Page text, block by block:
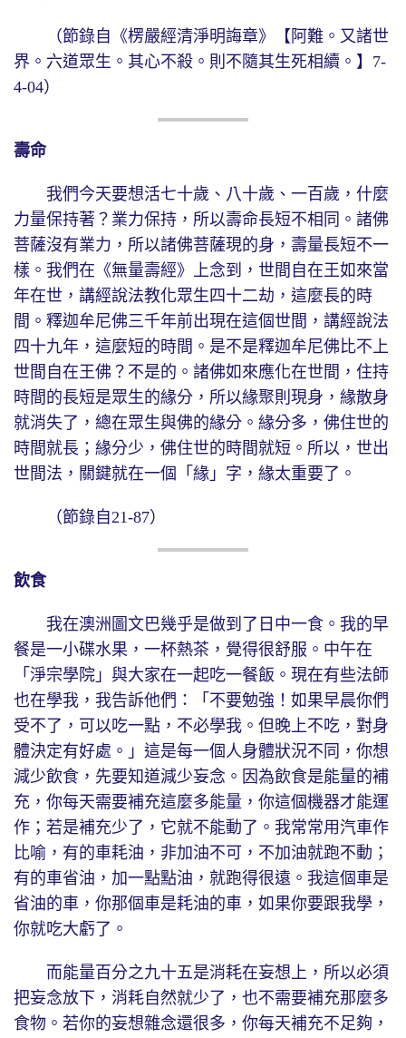
（節錄自《楞嚴經清淨明誨章》【阿難。又諸世
界。六道眾生。其心不殺。則不隨其生死相續。】7-
4-04）
壽命
我們今天要想活七十歲、八十歲、一百歲，什麼
力量保持著？業力保持，所以壽命長短不相同。諸佛
菩薩沒有業力，所以諸佛菩薩現的身，壽量長短不一
樣。我們在《無量壽經》上念到，世間自在王如來當
年在世，講經說法教化眾生四十二劫，這麼長的時
間。釋迦牟尼佛三千年前出現在這個世間，講經說法
四十九年，這麼短的時間。是不是釋迦牟尼佛比不上
世間自在王佛？不是的。諸佛如來應化在世間，住持
時間的長短是眾生的緣分，所以緣聚則現身，緣散身
就消失了，總在眾生與佛的緣分。緣分多，佛住世的
時間就長；緣分少，佛住世的時間就短。所以，世出
世間法，關鍵就在一個「緣」字，緣太重要了。
（節錄自21-87）
飲食
我在澳洲圖文巴幾乎是做到了日中一食。我的早
餐是一小碟水果，一杯熱茶，覺得很舒服。中午在
「淨宗學院」與大家在一起吃一餐飯。現在有些法師
也在學我，我告訴他們：「不要勉強！如果早晨你們
受不了，可以吃一點，不必學我。但晚上不吃，對身
體決定有好處。」這是每一個人身體狀況不同，你想
減少飲食，先要知道減少妄念。因為飲食是能量的補
充，你每天需要補充這麼多能量，你這個機器才能運
作；若是補充少了，它就不能動了。我常常用汽車作
比喻，有的車耗油，非加油不可，不加油就跑不動；
有的車省油，加一點點油，就跑得很遠。我這個車是
省油的車，你那個車是耗油的車，如果你要跟我學，
你就吃大虧了。
而能量百分之九十五是消耗在妄想上，所以必須
把妄念放下，消耗自然就少了，也不需要補充那麼多
食物。若你的妄想雜念還很多，你每天補充不足夠，